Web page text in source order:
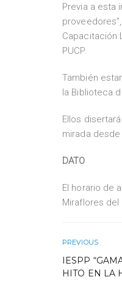
Previa a esta
Capacitación
PUCP.
También
la Biblioteca
Ellos
mirada
DATO
El horario de
Miraflores del
PREVIOUS
IESPP
HITO EN LA